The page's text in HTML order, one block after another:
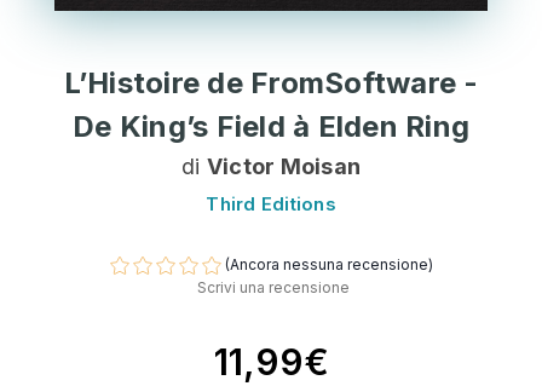
L’Histoire de FromSoftware -
De King’s Field à Elden Ring
di Victor Moisan
Third Editions
(Ancora nessuna recensione)
Scrivi una recensione
11,99€